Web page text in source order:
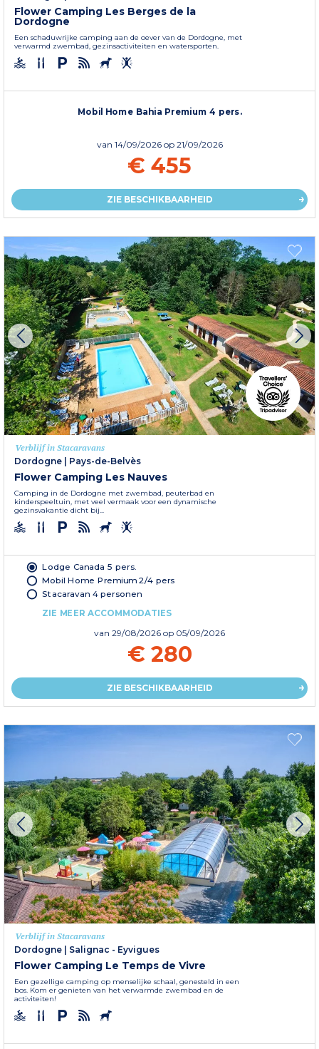
Flower Camping Les Berges de la
Dordogne
Een schaduwrijke camping aan de oever van de Dordogne, met
verwarmd zwembad, gezinsactiviteiten en watersporten.
Mobil Home Bahia Premium 4 pers.
van 14/09/2026 op 21/09/2026
€ 455
ZIE BESCHIKBAARHEID
Verblijf in Stacaravans
Dordogne | Pays-de-Belvès
Flower Camping Les Nauves
Camping in de Dordogne met zwembad, peuterbad en
kinderspeeltuin, met veel vermaak voor een dynamische
gezinsvakantie dicht bij...
Lodge Canada 5 pers.
Mobil Home Premium 2/4 pers
Stacaravan 4 personen
ZIE MEER ACCOMMODATIES
van 29/08/2026 op 05/09/2026
€ 280
ZIE BESCHIKBAARHEID
Verblijf in Stacaravans
Dordogne
Salignac - Eyvigues
Flower Camping Le Temps de Vivre
Een gezellige camping op menselijke schaal, genesteld in een
bos. Kom er genieten van het verwarmde zwembad en de
activiteiten!